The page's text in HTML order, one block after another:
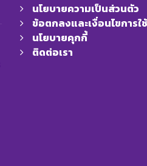
นโยบายความเป็นส่วนตัว
ข้อตกลงและเงื่อนไขการใ
นโยบายคุกกี้
ติดต่อเรา